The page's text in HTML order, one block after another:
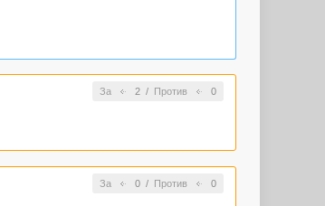
За 2/ Против 0
За 0/ Против 0